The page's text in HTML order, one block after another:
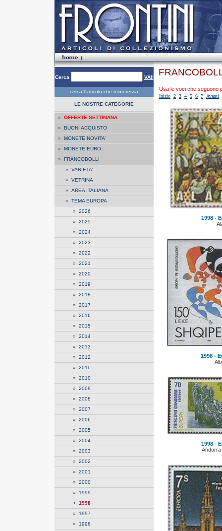
Cerca VAI!
cerca l'articolo che ti interessa
LE NOSTRE CATEGORIE
» OFFERTE SETTIMANA
» BUONI ACQUISTO
» MONETE NOVITA'
» MONETE EURO
» FRANCOBOLLI
» VARIETA'
» VETRINA
» AREA ITALIANA
» TEMA EUROPA
» 2026
» 2025
» 2024
» 2023
» 2022
» 2021
» 2020
» 2019
» 2018
» 2017
» 2016
» 2015
» 2014
» 2013
» 2012
» 2011
» 2010
» 2009
» 2008
» 2007
» 2006
» 2005
» 2004
» 2003
» 2002
» 2001
» 2000
» 1999
•
1998
» 1997
» 1996
Usa le voci che seguono
Inizio 2 3 4 5 6 7 Avanti
1998 -
1998 -
1998 -
Andorra